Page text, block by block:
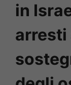
in
arresti